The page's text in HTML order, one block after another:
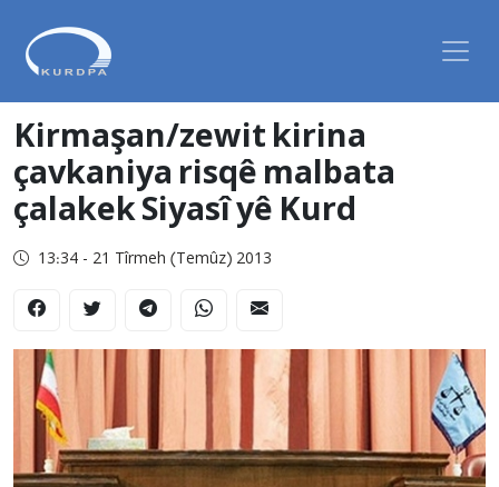
Kirmaşan/zewit kirina
çavkaniya risqê malbata
çalakek Siyasî yê Kurd
13:34 - 21 Tîrmeh (Temûz) 2013